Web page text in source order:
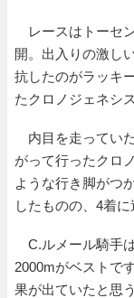
レースはトーセ
開。出入りの激し
抗したのがラッキ
たクロノジェネシ
内目を走ってい
がって行ったクロ
ような行き脚がつ
したものの、4着
C.ルメール騎手
2000mがベストで
果が出ていたと思